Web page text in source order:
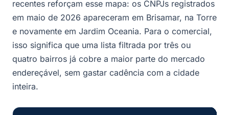
recentes reforçam esse mapa: os CNPJs registrados
em maio de 2026 apareceram em Brisamar, na Torre
e novamente em Jardim Oceania. Para o comercial,
isso significa que uma lista filtrada por três ou
quatro bairros já cobre a maior parte do mercado
endereçável, sem gastar cadência com a cidade
inteira.